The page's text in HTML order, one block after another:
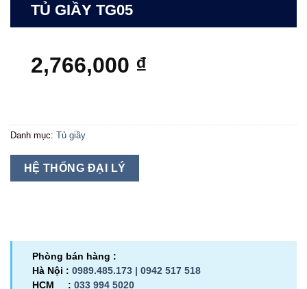
TỦ GIẦY TG05
2,766,000 ₫
Danh mục: Tủ giầy
HỆ THỐNG ĐẠI LÝ
Phòng bán hàng :
Hà Nội : 0989.485.173 | 0942 517 518
HCM : 033 994 5020